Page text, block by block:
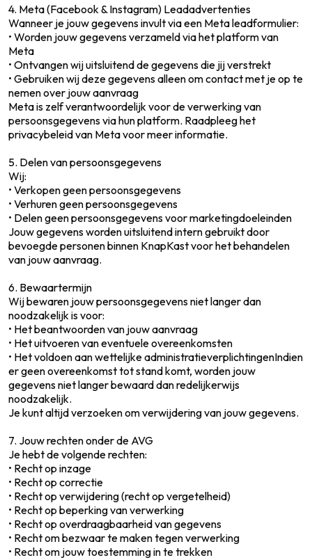
4. Meta (Facebook & Instagram) Leadadvertenties
Wanneer je jouw gegevens invult via een Meta leadformulier:
• Worden jouw gegevens verzameld via het platform van
Meta
• Ontvangen wij uitsluitend de gegevens die jij verstrekt
• Gebruiken wij deze gegevens alleen om contact met je op te
nemen over jouw aanvraag
Meta is zelf verantwoordelijk voor de verwerking van
persoonsgegevens via hun platform. Raadpleeg het
privacybeleid van Meta voor meer informatie.
5. Delen van persoonsgegevens
Wij:
• Verkopen geen persoonsgegevens
• Verhuren geen persoonsgegevens
• Delen geen persoonsgegevens voor marketingdoeleinden
Jouw gegevens worden uitsluitend intern gebruikt door
bevoegde personen binnen KnapKast voor het behandelen
van jouw aanvraag.
6. Bewaartermijn
Wij bewaren jouw persoonsgegevens niet langer dan
noodzakelijk is voor:
• Het beantwoorden van jouw aanvraag
• Het uitvoeren van eventuele overeenkomsten
• Het voldoen aan wettelijke administratieverplichtingenIndien
er geen overeenkomst tot stand komt, worden jouw
gegevens niet langer bewaard dan redelijkerwijs
noodzakelijk.
Je kunt altijd verzoeken om verwijdering van jouw gegevens.
7. Jouw rechten onder de AVG
Je hebt de volgende rechten:
• Recht op inzage
• Recht op correctie
• Recht op verwijdering (recht op vergetelheid)
• Recht op beperking van verwerking
• Recht op overdraagbaarheid van gegevens
• Recht om bezwaar te maken tegen verwerking
• Recht om jouw toestemming in te trekken